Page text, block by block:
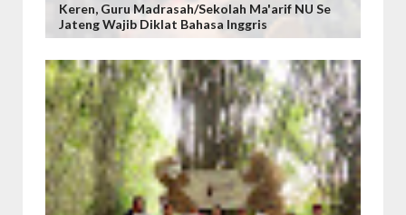
Keren, Guru Madrasah/Sekolah Ma'arif NU Se
Jateng Wajib Diklat Bahasa Inggris